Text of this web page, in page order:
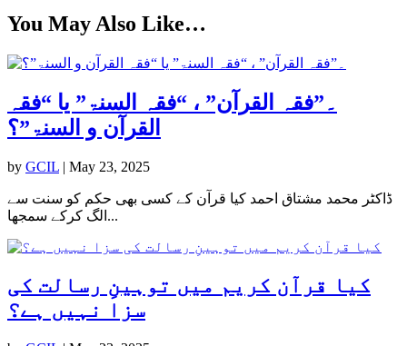
You May Also Like…
۔”فقہ القرآن” ، “فقہ السنۃ” یا “فقہ
القرآن و السنۃ”؟
by GCIL | May 23, 2025
ڈاکٹر محمد مشتاق احمد کیا قرآن کے کسی بھی حکم کو سنت سے
الگ کرکے سمجھا...
کیا قرآن کریم میں توہینِ رسالت کی
سزا نہیں ہے؟